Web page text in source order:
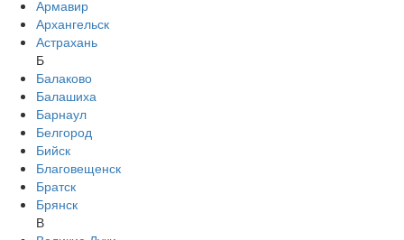
Армавир
Архангельск
Астрахань
Б
Балаково
Балашиха
Барнаул
Белгород
Бийск
Благовещенск
Братск
Брянск
В